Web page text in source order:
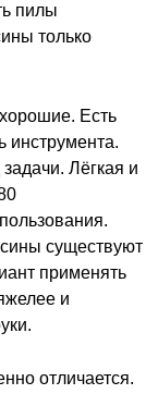
пилы
только
Есть
инструмента.
Лёгкая и
существуют
применять
и
отличается.